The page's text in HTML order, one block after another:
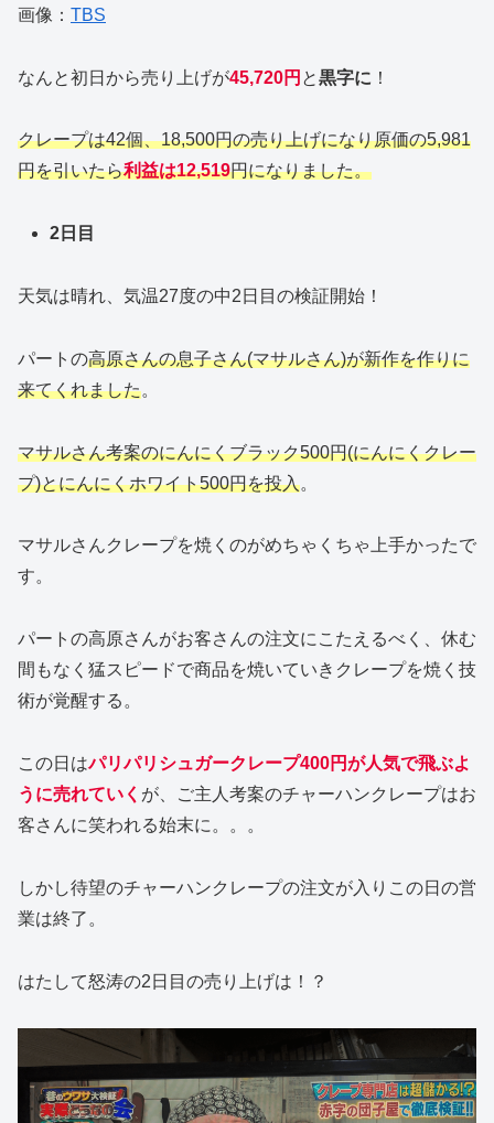
画像： TBS
なんと初日から売り上げが45,720円 と黒字に ！
クレープは42個、18,500円の売り上げになり原価の5,981
円を引いたら利益は12,519円になりました。
2日目
天気は晴れ、気温27度の中2日目の検証開始！
パートの高原さんの息子さん(マサルさん)が新作を作りに
来てくれました。
マサルさん考案のにんにくブラック500円(にんにくクレー
プ)とにんにくホワイト500円を投入。
マサルさんクレープを焼くのがめちゃくちゃ上手かったで
す。
パートの高原さんがお客さんの注文にこたえるべく、休む
間もなく猛スピードで商品を焼いていきクレープを焼く技
術が覚醒する。
この日はパリパリシュガークレープ400円が人気で飛ぶよ
うに売れていく が、ご主人考案のチャーハンクレープはお
客さんに笑われる始末に。。。
しかし待望のチャーハンクレープの注文が入りこの日の営
業は終了。
はたして怒涛の2日目の売り上げは！？